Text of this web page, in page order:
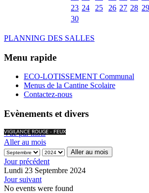
23 24 25 26 27 28 29
30
PLANNING DES SALLES
Menu rapide
ECO-LOTISSEMENT Communal
Menus de la Cantine Scolaire
Contactez-nous
Evènements et divers
VIGILANCE ROUGE - FEUX
Vue par mois
Aller au mois
Aller au mois
Jour précédent
Lundi 23 Septembre 2024
Jour suivant
No events were found